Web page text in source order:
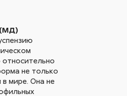
(МД)
не только
мире. Она не